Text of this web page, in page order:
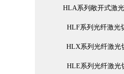
HLA系列敞开式激
HLF系列光纤激光
HLX系列光纤激光
HLE系列光纤激光